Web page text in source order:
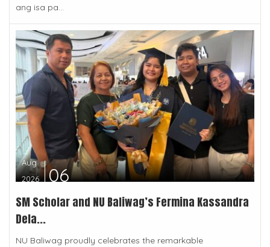
ang isa pa...
Aug
2026
06
SM Scholar and NU Baliwag’s Fermina Kassandra
Dela...
NU Baliwag proudly celebrates the remarkable